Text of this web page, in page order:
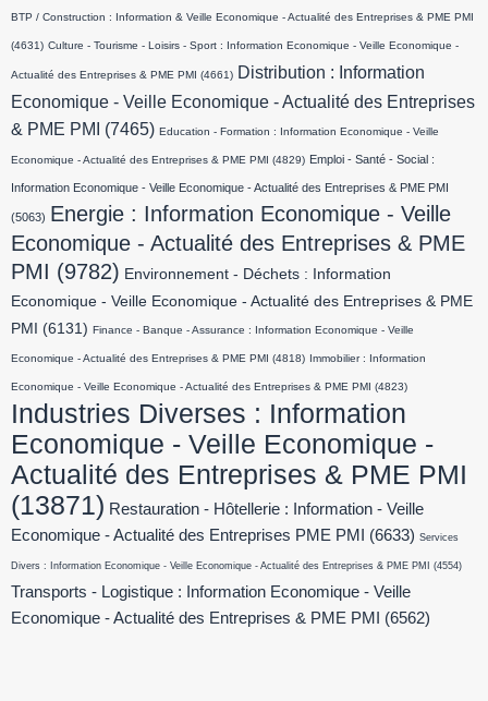
BTP / Construction : Information & Veille Economique - Actualité des Entreprises & PME PMI
(4631) Culture - Tourisme - Loisirs - Sport : Information Economique - Veille Economique -
Actualité des Entreprises & PME PMI (4661) Distribution : Information
Economique - Veille Economique - Actualité des Entreprises
& PME PMI
(7465) Education - Formation : Information Economique - Veille
Economique - Actualité des Entreprises & PME PMI (4829) Emploi - Santé - Social :
Information Economique - Veille Economique - Actualité des Entreprises & PME PMI
(5063) Energie : Information Economique - Veille
Economique - Actualité des Entreprises & PME
PMI (9782) Environnement - Déchets : Information
Economique - Veille Economique - Actualité des Entreprises & PME
PMI
(6131) Finance - Banque - Assurance : Information Economique - Veille
Economique - Actualité des Entreprises & PME PMI (4818) Immobilier : Information
Economique - Veille Economique - Actualité des Entreprises & PME PMI (4823)
Industries Diverses : Information
Economique - Veille Economique -
Actualité des Entreprises & PME PMI
(13871) Restauration - Hôtellerie : Information - Veille
Economique - Actualité des Entreprises PME PMI
(6633) Services
Divers : Information Economique - Veille Economique - Actualité des Entreprises & PME PMI (4554)
Transports - Logistique : Information Economique - Veille
Economique - Actualité des Entreprises & PME PMI
(6562)